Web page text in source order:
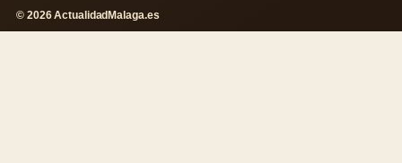
© 2026 ActualidadMalaga.es